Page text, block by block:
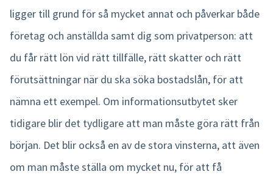
ligger till grund för så mycket annat och påverkar både
företag och anställda samt dig som privatperson: att
du får rätt lön vid rätt tillfälle, rätt skatter och rätt
förutsättningar när du ska söka bostadslån, för att
nämna ett exempel. Om informationsutbytet sker
tidigare blir det tydligare att man måste göra rätt från
början. Det blir också en av de stora vinsterna, att även
om man måste ställa om mycket nu, för att få